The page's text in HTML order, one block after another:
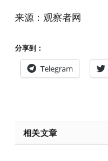
来源：观察者网
分享到：
Telegram
相关文章